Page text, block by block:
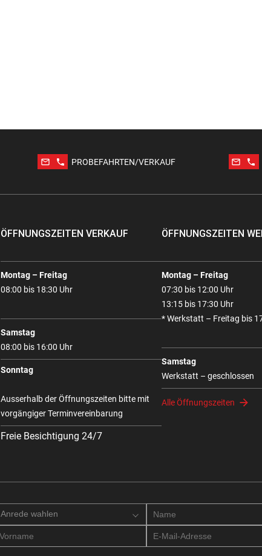
mail_outline phone PROBEFAHRTEN/VERKAUF mail_outline phone
ÖFFNUNGSZEITEN VERKAUF
Montag – Freitag
08:00 bis 18:30 Uhr
Samstag
08:00 bis 16:00 Uhr
Sonntag
Ausserhalb der Öffnungszeiten bitte mit
vorgängiger Terminvereinbarung
Freie Besichtigung 24/7
ÖFFNUNGSZEITEN
Montag – Freitag
07:30 bis 12:00 Uhr
13:15 bis 17:30 Uhr
* Werkstatt – Freitag bis
Samstag
Werkstatt – geschlossen
Alle Öffnungszeiten
Anrede wahlen